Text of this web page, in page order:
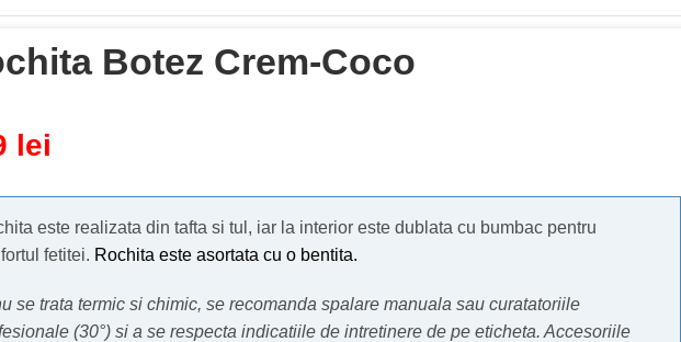
Botez Crem-Coco
lei
este realizata din tafta si tul, iar la interior este dublata cu bumbac pentru
fetitei. Rochita este asortata cu o bentita.
se trata termic si chimic, se recomanda spalare manuala sau curatatoriile
(30°) si a se respecta indicatiile de intretinere de pe eticheta. Accesoriile